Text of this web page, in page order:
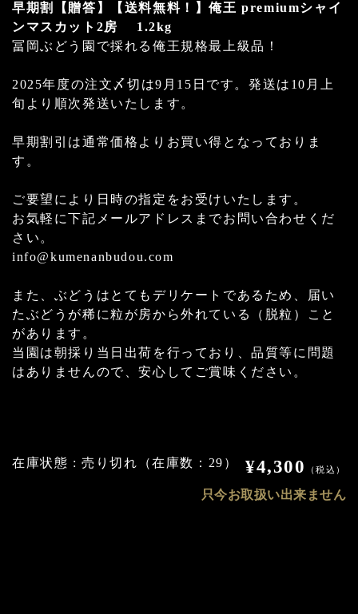
早期割【贈答】【送料無料！】俺王 premiumシャイ
ンマスカット2房 1.2kg
冨岡ぶどう園で採れる俺王規格最上級品！
2025年度の注文〆切は9月15日です。発送は10月上
旬より順次発送いたします。
早期割引は通常価格よりお買い得となっておりま
す。
ご要望により日時の指定をお受けいたします。
お気軽に下記メールアドレスまでお問い合わせくだ
さい。
info@kumenanbudou.com
また、ぶどうはとてもデリケートであるため、届い
たぶどうが稀に粒が房から外れている（脱粒）こと
があります。
当園は朝採り当日出荷を行っており、品質等に問題
はありませんので、安心してご賞味ください。
在庫状態 : 売り切れ（在庫数：29） ¥4,300 （税込）
只今お取扱い出来ません